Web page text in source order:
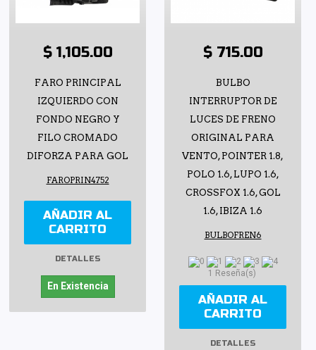
$ 1,105.00
FARO PRINCIPAL
IZQUIERDO CON
FONDO NEGRO Y
FILO CROMADO
DIFORZA PARA GOL
FAROPRIN4752
AÑADIR AL
CARRITO
DETALLES
En Existencia
$ 715.00
BULBO
INTERRUPTOR DE
LUCES DE FRENO
ORIGINAL PARA
VENTO, POINTER 1.8,
POLO 1.6, LUPO 1.6,
CROSSFOX 1.6, GOL
1.6, IBIZA 1.6
BULBOFREN6
1 Reseña(s)
AÑADIR AL
CARRITO
DETALLES